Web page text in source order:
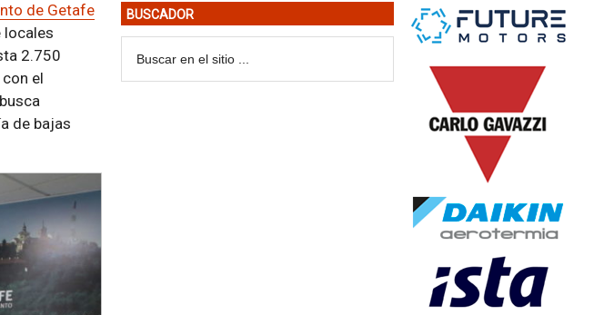
de Getafe
locales
2.750
el
de bajas
BUSCADOR